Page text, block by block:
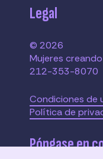
Legal
© 2026
Mujeres
212-353-8070
Condiciones de
Política de
Póngase en